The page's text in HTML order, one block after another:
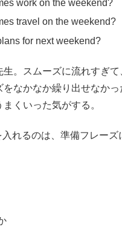
work on the weekend?
travel on the weekend?
for next weekend?
。スムーズに流れすぎて
なかなか繰り出せなかっ
くいった気がする。
れるのは、準備フレーズ